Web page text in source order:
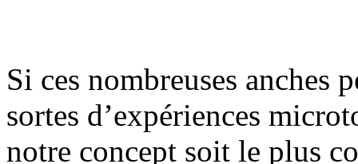
Si ces nombreuses anches
sortes d’expériences
notre concept soit le plus